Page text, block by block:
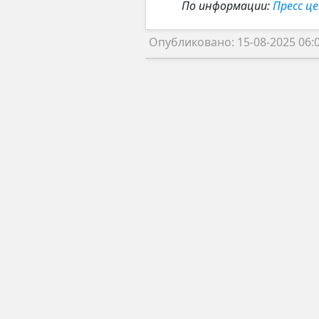
По информации:Пресс
Опубликовано: 15-08-2025